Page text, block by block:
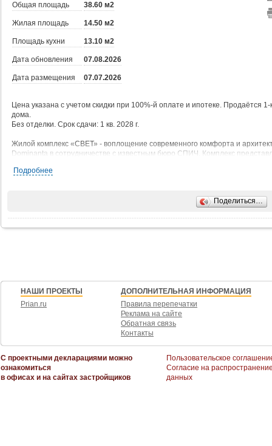
Общая площадь 38.60 м2
Жилая площадь 14.50 м2
Площадь кухни 13.10 м2
Дата обновления 07.08.2026
Дата размещения 07.07.2026
Цена указана с учетом скидки при 100%-й оплате и ипотеке. Продаётся
дома.
Без отделки. Срок сдачи: 1 кв. 2028 г.
Жилой комплекс «СВЕТ» - воплощение современного комфорта и
Dominanta в сотрудничестве с известным бюро СПИЧ. Комплекс
жителей: станция метро «Селигерская» находится в 5 минутах ходьбы,
В «СВЕТ» доступны различные условия покупки в ипотеку:
- ипотека 11,6% на весь срок,
Панорамные окна наполняют жилые пространства естественным
Каждый житель дома получит доступ к бесплатной клубной
бизнес-задач и запуска личных проектов для жителей предусмотрен
креативной студией. Для отдыха и формирования новых социальных
вечеринки, кинопоказа или паблик-тока. Для новых побед - зоны для
пространство SocialHUB полностью бесплатен для жителей.
Благоустройство территории проекта «СВЕТ» включает несколько
спортивная зона, открытый амфитеатр, двухуровневая детская
Сложный рельеф с искусственными холмами и живыми изгородям
Подробнее
Поделиться…
НАШИ ПРОЕКТЫ
Prian.ru
ДОПОЛНИТЕЛЬНАЯ ИНФОРМАЦИЯ
Правила перепечатки
Реклама на сайте
Обратная связь
Контакты
С проектными декларациями можно
ознакомиться
в офисах и на сайтах застройщиков
Пользовательское
Согласие на
данных